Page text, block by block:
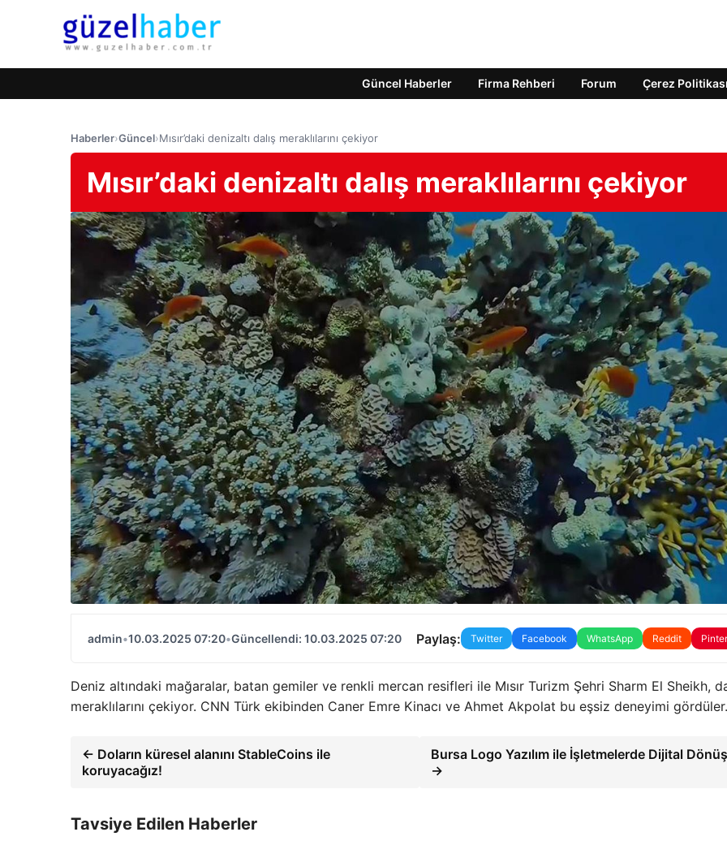
Güncel Haberler Firma Rehberi Forum Çerez Politikası
Haberler›Güncel›Mısır’daki denizaltı dalış meraklılarını çekiyor
Mısır’daki denizaltı dalış meraklılarını çekiyor
admin•10.03.2025 07:20•Güncellendi: 10.03.2025 07:20 Paylaş: Twitter Facebook WhatsApp Reddit
Deniz altındaki mağaralar, batan gemiler ve renkli mercan resifleri ile Mısır Turizm Şehri Sharm El Sheikh,
meraklılarını çekiyor. CNN Türk ekibinden Caner Emre Kinacı ve Ahmet Akpolat bu eşsiz deneyimi gördüler.
← Doların küresel alanını StableCoins ile
koruyacağız!
Bursa Logo Yazılım ile İşletmelerde Dijital
→
Tavsiye Edilen Haberler